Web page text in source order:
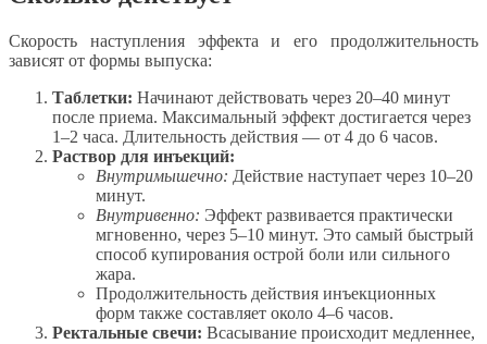
Скорость наступления эффекта и его продолжительность
зависят от формы выпуска:
Таблетки: Начинают действовать через 20–40 минут
после приема. Максимальный эффект достигается через
1–2 часа. Длительность действия — от 4 до 6 часов.
Раствор для инъекций:
Внутримышечно: Действие наступает через 10–20
минут.
Внутривенно: Эффект развивается практически
мгновенно, через 5–10 минут. Это самый быстрый
способ купирования острой боли или сильного
жара.
Продолжительность действия инъекционных
форм также составляет около 4–6 часов.
Ректальные свечи: Всасывание происходит медленнее,